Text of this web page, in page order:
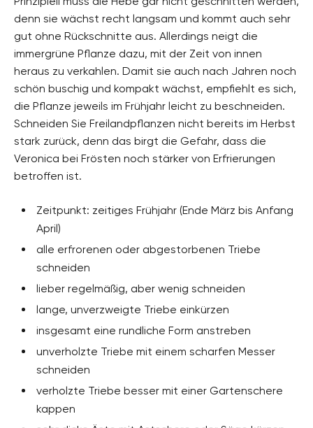
denn sie wächst recht langsam und kommt auch sehr
gut ohne Rückschnitte aus. Allerdings neigt die
immergrüne Pflanze dazu, mit der Zeit von innen
heraus zu verkahlen. Damit sie auch nach Jahren noch
schön buschig und kompakt wächst, empfiehlt es sich,
die Pflanze jeweils im Frühjahr leicht zu beschneiden.
Schneiden Sie Freilandpflanzen nicht bereits im Herbst
stark zurück, denn das birgt die Gefahr, dass die
Veronica bei Frösten noch stärker von Erfrierungen
betroffen ist.
Zeitpunkt: zeitiges Frühjahr (Ende März bis Anfang
April)
alle erfrorenen oder abgestorbenen Triebe
schneiden
lieber regelmäßig, aber wenig schneiden
lange, unverzweigte Triebe einkürzen
insgesamt eine rundliche Form anstreben
unverholzte Triebe mit einem scharfen Messer
schneiden
verholzte Triebe besser mit einer Gartenschere
kappen